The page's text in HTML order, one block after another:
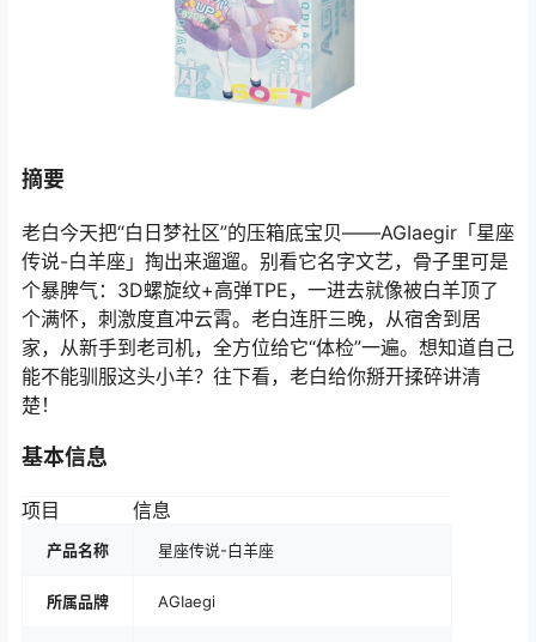
摘要
老白今天把“白日梦社区”的压箱底宝贝——AGIaegir「星座
传说-白羊座」掏出来遛遛。别看它名字文艺，骨子里可是
个暴脾气：3D螺旋纹+高弹TPE，一进去就像被白羊顶了
个满怀，刺激度直冲云霄。老白连肝三晚，从宿舍到居
家，从新手到老司机，全方位给它“体检”一遍。想知道自己
能不能驯服这头小羊？往下看，老白给你掰开揉碎讲清
楚！
基本信息
项目 信息
产品名称 星座传说-白羊座
所属品牌 AGIaegi